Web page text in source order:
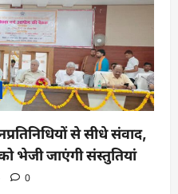
से सीधे संवाद,
भेजी जाएंगी संस्तुतियां
0